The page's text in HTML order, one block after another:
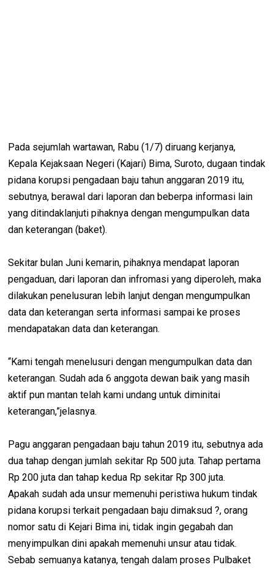
Pada sejumlah wartawan, Rabu (1/7) diruang kerjanya,
Kepala Kejaksaan Negeri (Kajari) Bima, Suroto, dugaan tindak
pidana korupsi pengadaan baju tahun anggaran 2019 itu,
sebutnya, berawal dari laporan dan beberpa informasi lain
yang ditindaklanjuti pihaknya dengan mengumpulkan data
dan keterangan (baket).
Sekitar bulan Juni kemarin, pihaknya mendapat laporan
pengaduan, dari laporan dan infromasi yang diperoleh, maka
dilakukan penelusuran lebih lanjut dengan mengumpulkan
data dan keterangan serta informasi sampai ke proses
mendapatakan data dan keterangan.
“Kami tengah menelusuri dengan mengumpulkan data dan
keterangan. Sudah ada 6 anggota dewan baik yang masih
aktif pun mantan telah kami undang untuk diminitai
keterangan,”jelasnya.
Pagu anggaran pengadaan baju tahun 2019 itu, sebutnya ada
dua tahap dengan jumlah sekitar Rp 500 juta. Tahap pertama
Rp 200 juta dan tahap kedua Rp sekitar Rp 300 juta.
Apakah sudah ada unsur memenuhi peristiwa hukum tindak
pidana korupsi terkait pengadaan baju dimaksud ?, orang
nomor satu di Kejari Bima ini, tidak ingin gegabah dan
menyimpulkan dini apakah memenuhi unsur atau tidak.
Sebab semuanya katanya, tengah dalam proses Pulbaket